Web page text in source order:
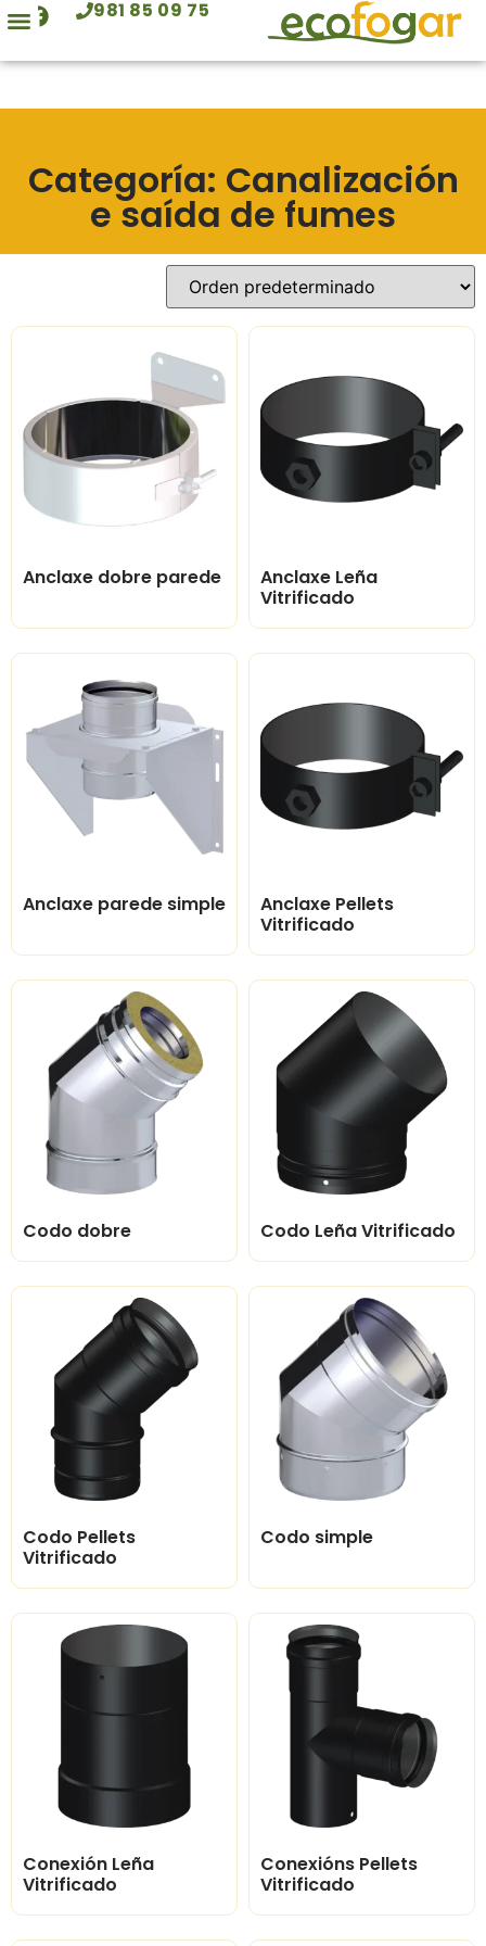
contido 981 85 09 75
Categoría: Canalización
e saída de fumes
Anclaxe dobre parede
Anclaxe Leña
Vitrificado
Anclaxe parede simple
Anclaxe Pellets
Vitrificado
Codo dobre Codo Leña Vitrificado
Codo Pellets
Vitrificado
Codo simple
Conexión Leña
Vitrificado
Conexións Pellets
Vitrificado